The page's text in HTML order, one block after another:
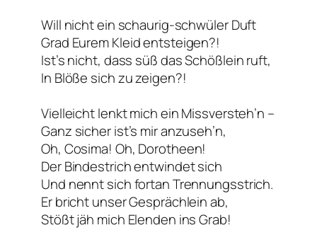
Will nicht ein schaurig-schwüler Duft
Grad Eurem Kleid entsteigen?!
Ist’s nicht, dass süß das Schößlein ruft,
In Blöße sich zu zeigen?!
Vielleicht lenkt mich ein Missversteh’n –
Ganz sicher ist’s mir anzuseh’n,
Oh, Cosima! Oh, Dorotheen!
Der Bindestrich entwindet sich
Und nennt sich fortan Trennungsstrich.
Er bricht unser Gesprächlein ab,
Stößt jäh mich Elenden ins Grab!